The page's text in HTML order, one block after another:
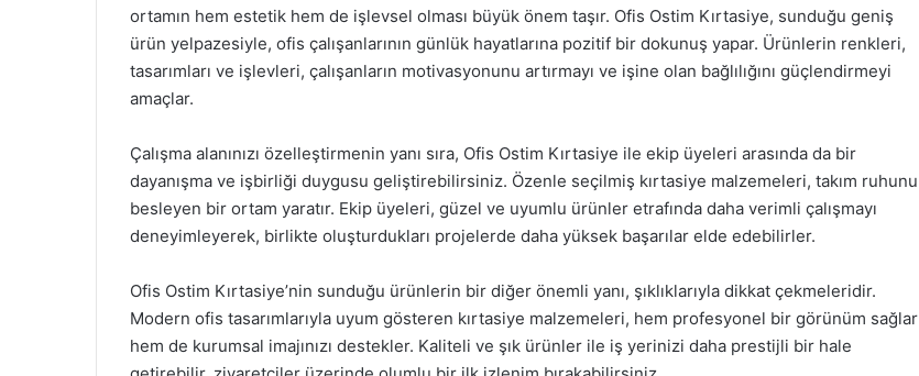
ortamın hem estetik hem de işlevsel olması büyük önem taşır. Ofis Ostim Kırtasiye, sunduğu geniş
ürün yelpazesiyle, ofis çalışanlarının günlük hayatlarına pozitif bir dokunuş yapar. Ürünlerin renkleri,
tasarımları ve işlevleri, çalışanların motivasyonunu artırmayı ve işine olan bağlılığını güçlendirmeyi
amaçlar.
Çalışma alanınızı özelleştirmenin yanı sıra, Ofis Ostim Kırtasiye ile ekip üyeleri arasında da bir
dayanışma ve işbirliği duygusu geliştirebilirsiniz. Özenle seçilmiş kırtasiye malzemeleri, takım ruhunu
besleyen bir ortam yaratır. Ekip üyeleri, güzel ve uyumlu ürünler etrafında daha verimli çalışmayı
deneyimleyerek, birlikte oluşturdukları projelerde daha yüksek başarılar elde edebilirler.
Ofis Ostim Kırtasiye’nin sunduğu ürünlerin bir diğer önemli yanı, şıklıklarıyla dikkat çekmeleridir.
Modern ofis tasarımlarıyla uyum gösteren kırtasiye malzemeleri, hem profesyonel bir görünüm sağlar
hem de kurumsal imajınızı destekler. Kaliteli ve şık ürünler ile iş yerinizi daha prestijli bir hale